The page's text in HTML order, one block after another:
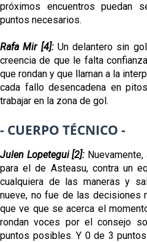
próximos encuentros puedan
puntos necesarios.
Rafa Mir [4]:Un delantero sin
creencia de que le falta
que rondan y que llaman a la
cada fallo desencadena en
trabajar en la zona de gol.
- CUERPO TÉCNICO -
Julen Lopetegui [2]:
para el de Asteasu, contra un
cualquiera de las maneras y
nueve, no fue de las decisiones
que ve que se acerca el
rondan voces por el consejo
puntos posibles. Y 0 de 3